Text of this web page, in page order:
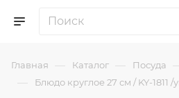
Главная — Каталог — Посуда
— Блюдо круглое 27 см / KY-1811